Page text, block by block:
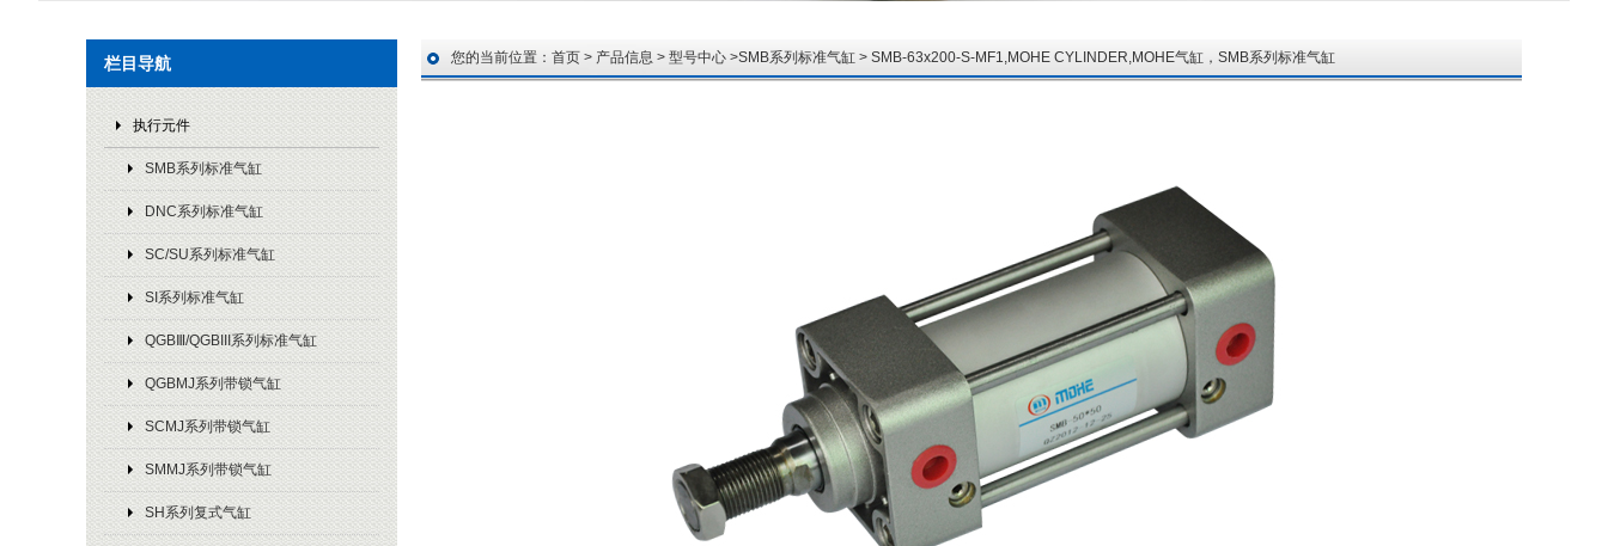
栏目导航
执行元件
SMB系列标准气缸
DNC系列标准气缸
SC/SU系列标准气缸
SI系列标准气缸
QGBⅢ/QGBIII系列标准气缸
QGBMJ系列带锁气缸
SCMJ系列带锁气缸
SMMJ系列带锁气缸
SH系列复式气缸
您的当前位置： 首页 > 产品信息 > 型号中心 >SMB系列标准气缸 > SMB-63x200-S-MF1,MOHE CYLINDER,MOHE气缸，SMB系列标准气缸